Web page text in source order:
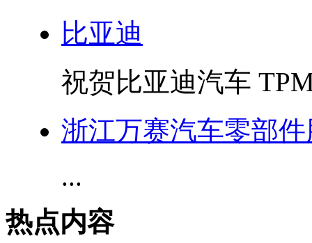
比亚迪
祝贺比亚迪汽车
浙江万赛汽车零部
...
热点内容